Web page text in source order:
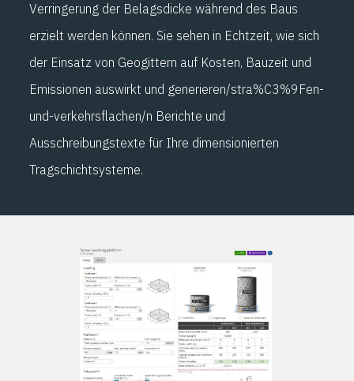
Verringerung der Belagsdicke während des Baus
erzielt werden können. Sie sehen in Echtzeit, wie sich
der Einsatz von Geogittern auf Kosten, Bauzeit und
Emissionen auswirkt und generieren/stra%C3%9Fen-
und-verkehrsflachen/n Berichte und
Ausschreibungstexte für Ihre dimensionierten
Tragschichtsysteme.